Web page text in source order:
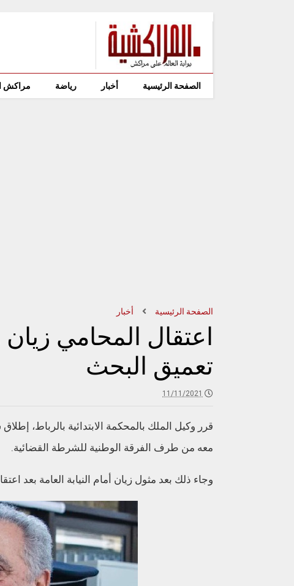
الصفحة الرئيسية أخبار رياضة مراكش
الصفحة الرئيسية أخبار
اعتقال المحامي
تعميق البحث
11/11/2021
قرر وكيل الملك بالمحكمة الابتدائية بالرباط،
معه من طرف الفرقة الوطنية للشرطة القضائية.
وجاء ذلك بعد مثول زيان أمام النيابة العامة بعد